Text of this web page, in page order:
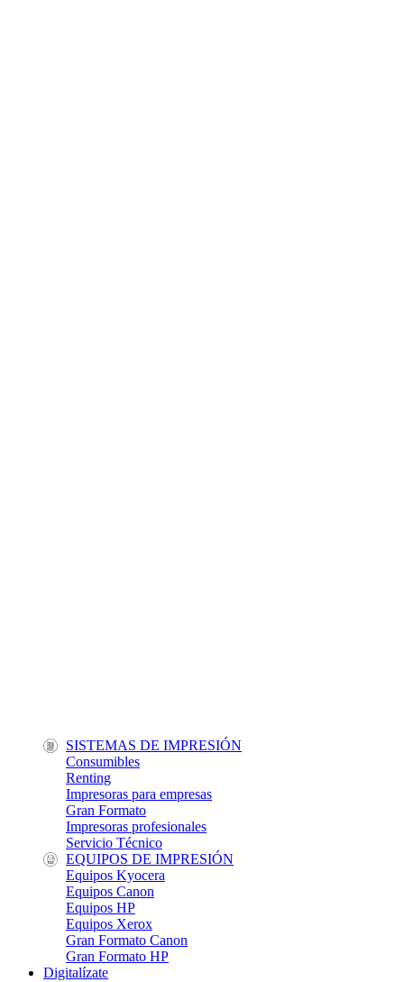
SISTEMAS DE IMPRESIÓN
Consumibles
Renting
Impresoras para empresas
Gran Formato
Impresoras profesionales
Servicio Técnico
EQUIPOS DE IMPRESIÓN
Equipos Kyocera
Equipos Canon
Equipos HP
Equipos Xerox
Gran Formato Canon
Gran Formato HP
Digitalízate